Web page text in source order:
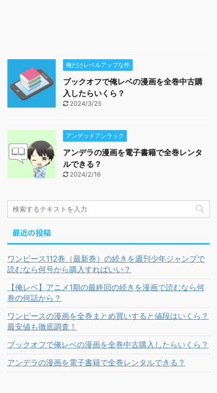
俺だけレベルアップな件
ブックオフで俺レベの漫画を全巻中古購
入したらいくら？
2024/3/25
アンデッドアンラック
アンデラの漫画を電子書籍で全巻レンタ
ルできる？
2024/2/16
最近の投稿
ワンピース112巻（最新巻）の続きを週刊少年ジャンプで
読むなら何号から購入すればいい？
【俺レベ】アニメ1期の最終回の続きを漫画で読むなら何
巻の何話から？
ワンピースの漫画を全巻まとめ買いすると値段はいくら？
最安値も徹底調査！
ブックオフで俺レベの漫画を全巻中古購入したらいくら？
アンデラの漫画を電子書籍で全巻レンタルできる？